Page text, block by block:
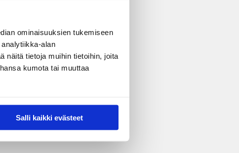
ominaisuuksien tukemiseen
alan
näitä tietoja muihin tietoihin, joita
kumota tai muuttaa
Salli kaikki evästeet